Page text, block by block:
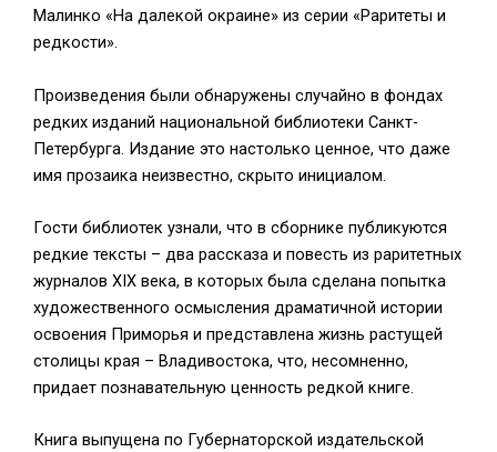
Малинко «На далекой окраине» из серии «Раритеты и
редкости».
Произведения были обнаружены случайно в фондах
редких изданий национальной библиотеки Санкт-
Петербурга. Издание это настолько ценное, что даже
имя прозаика неизвестно, скрыто инициалом.
Гости библиотек узнали, что в сборнике публикуются
редкие тексты – два рассказа и повесть из раритетных
журналов XIX века, в которых была сделана попытка
художественного осмысления драматичной истории
освоения Приморья и представлена жизнь растущей
столицы края – Владивостока, что, несомненно,
придает познавательную ценность редкой книге.
Книга выпущена по Губернаторской издательской